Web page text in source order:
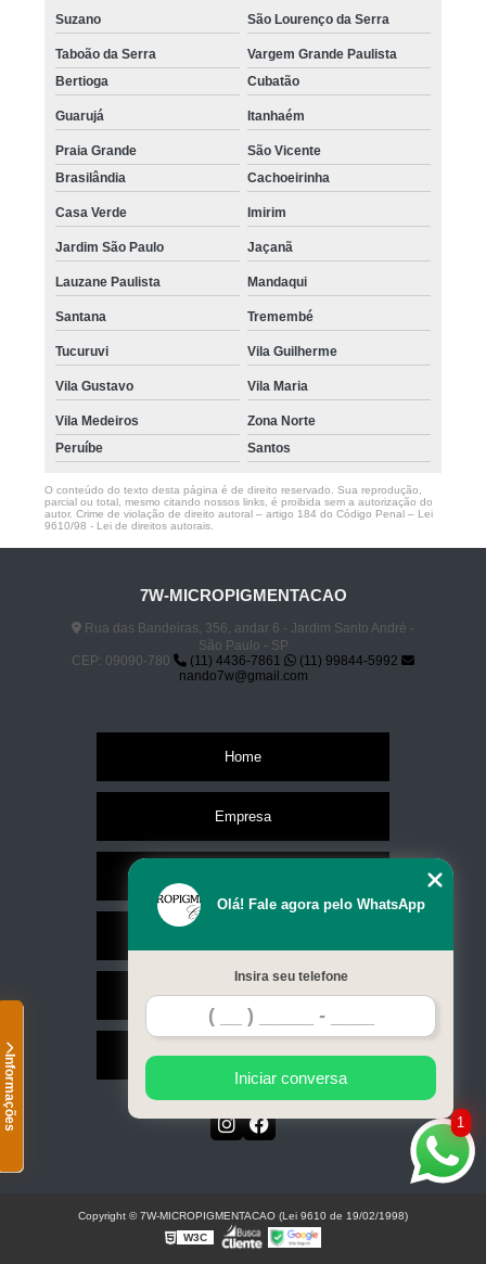
Informações
Suzano São Lourenço da Serra
Taboão da Serra
Vargem Grande Paulista
Bertioga
Cubatão
Guarujá Itanhaém
Praia Grande
São Vicente
Brasilândia
Cachoeirinha
Casa Verde Imirim
Jardim São Paulo Jaçanã
Lauzane Paulista Mandaqui
Santana Tremembé
Tucuruvi Vila Guilherme
Vila Gustavo Vila Maria
Vila Medeiros
Zona Norte
Peruíbe
Santos
O conteúdo do texto desta página é de direito reservado. Sua reprodução,
parcial ou total, mesmo citando nossos links, é proibida sem a autorização do
autor. Crime de violação de direito autoral – artigo 184 do Código Penal – Lei
9610/98 - Lei de direitos autorais
7W-MICROPIGMENTACAO
Rua das Bandeiras, 356, andar 6 - Jardim Santo André -
São Paulo - SP
CEP: 09090-780
(11) 4436-7861
(11) 99844-5992
nando7w@gmail.com
Home
Empresa
Contato
Mapa do site
1
Olá! Fale agora pelo WhatsApp
Insira seu telefone
Iniciar conversa
Copyright © 7W-MICROPIGMENTACAO (Lei 9610 de 19/02/1998)
W3C